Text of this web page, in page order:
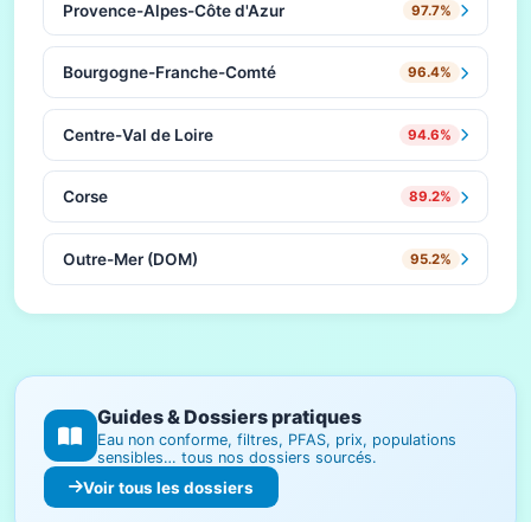
Provence-Alpes-Côte d'Azur 97.7%
Bourgogne-Franche-Comté 96.4%
Centre-Val de Loire 94.6%
Corse 89.2%
Outre-Mer (DOM) 95.2%
Guides & Dossiers pratiques
Eau non conforme, filtres, PFAS, prix, populations
sensibles… tous nos dossiers sourcés.
Voir tous les dossiers